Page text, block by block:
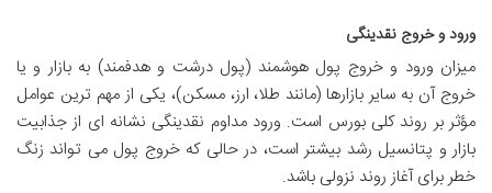
ورود و خروج نقدینگی
میزان ورود و خروج پول هوشمند (پول درشت و هدفمند) به بازار و یا
خروج آن به سایر بازارها (مانند طلا، ارز، مسکن)، یکی از مهم ترین عوامل
مؤثر بر روند کلی بورس است. ورود مداوم نقدینگی نشانه ای از جذابیت
بازار و پتانسیل رشد بیشتر است، در حالی که خروج پول می تواند زنگ
خطر برای آغاز روند نزولی باشد.